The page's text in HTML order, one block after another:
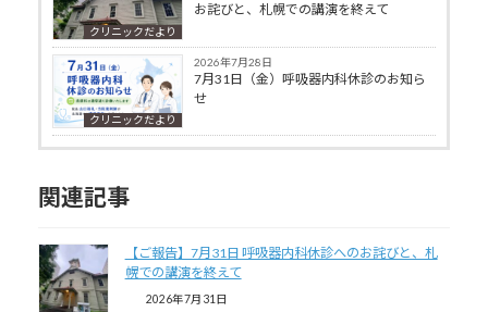
クリニックだより
お詫びと、札幌での講演を終えて
クリニックだより
2026年7月28日
7月31日（金）呼吸器内科休診のお知ら
せ
関連記事
【ご報告】7月31日 呼吸器内科休診へのお詫びと、札
幌での講演を終えて
2026年7月31日